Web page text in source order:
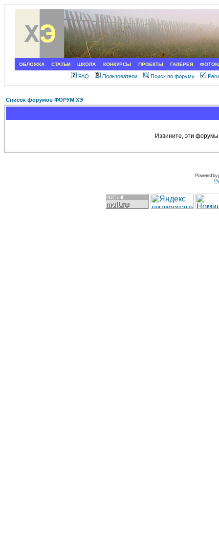
ОБЛОЖКА СТАТЬИ ШКОЛА КОНКУРСЫ ПРОЕКТЫ ГАЛЕРЕЯ
FAQ Пользователи Поиск по форуму
Список форумов ФОРУМ ХЭ
Извините, эти
Powered by